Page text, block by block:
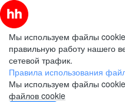
Мы используем файлы
правильную работу нашего
сетевой трафик.
Правила использования
Мы используем файлы
файлов cookie